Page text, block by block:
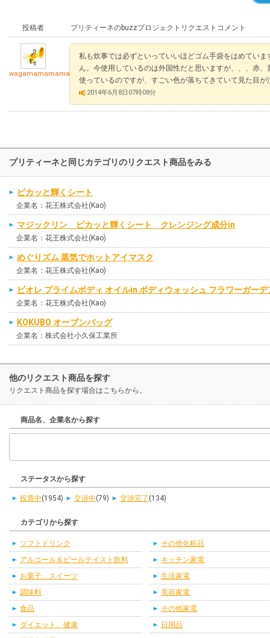
投稿者 プリティーネのbuzzプロジェクトリクエストコメント
wagamamamama
私も炊事では必ずといっていいほどゴム手袋をはめてい
ん。今使用しているのは外国性だと思いますが、、、赤
使っているのですが、すごい色が落ちてきていて見た目
2014年6月8日07時08分
プリティーネと同じカテゴリのリクエスト商品をみる
ピカッと輝くシート
企業名：花王株式会社(Kao)
マジックリン ピカッと輝くシート クレンジング成分in
企業名：花王株式会社(Kao)
めぐりズム 蒸気でホットアイマスク
企業名：花王株式会社(Kao)
ビオレ プライムボディ オイルin ボディウォッシュ フラワーガー
企業名：花王株式会社(Kao)
KOKUBO オーブンバッグ
企業名：株式会社小久保工業所
他のリクエスト商品を探す
リクエスト商品を探す場合はこちらから。
商品名、企業名から探す
ステータスから探す
投票中(1954) 交渉中(79) 交渉完了 (134)
カテゴリから探す
ソフトドリンク
アルコール＆ビールテイスト飲料
お菓子、スイーツ
調味料
食品
ダイエット、健康
その他化粧品
キッチン家電
生活家電
美容家電
その他家電
日用品